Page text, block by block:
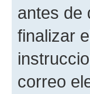
antes de
finalizar
correo